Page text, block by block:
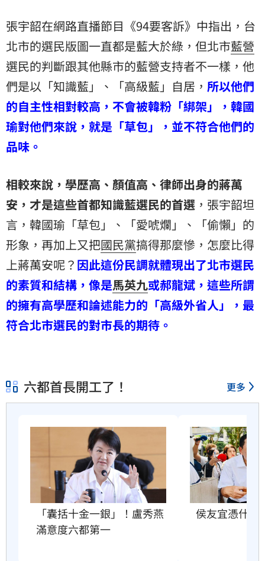
張宇韶在網路直播節目《94要客訴》中指出，台
北市的選民版圖一直都是藍大於綠，但北市藍營
選民的判斷跟其他縣市的藍營支持者不一樣，他
們是以「知識藍」、「高級藍」自居， 所以他們
的自主性相對較高，不會被韓粉「綁架」，韓國
瑜對他們來說，就是「草包」，並不符合他們的
品味。
相較來說，學歷高、顏值高、律師出身的蔣萬
安 ，才是這些首都知識藍選民的首選 ，張宇韶坦
言，韓國瑜「草包」、「愛唬爛」、「偷懶」的
形象，再加上又把國民黨搞得那麼慘，怎麼比得
上蔣萬安呢？ 因此這份民調就體現出了北市選民
的素質和結構，像是馬英九或郝龍斌，這些所謂
的擁有高學歷和論述能力的「高級外省人」，最
符合北市選民的對市長的期待。
六都首長開工了！ 更多
「囊括十金一銀」！盧秀燕
滿意度六都第一
侯友宜憑什麼